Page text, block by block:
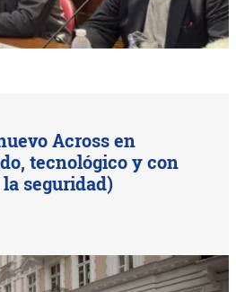
Across en
tecnológico y con
seguridad)